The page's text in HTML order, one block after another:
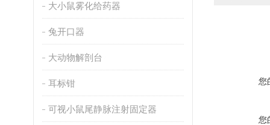
大小鼠雾化给药器
兔开口器
大动物解剖台
耳标钳
可视小鼠尾静脉注射固定器
您
您